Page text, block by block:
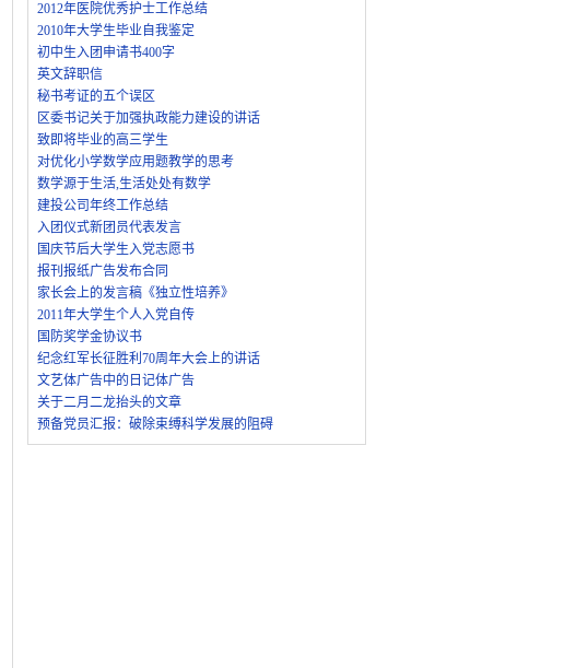
2012年医院优秀护士工作总结
2010年大学生毕业自我鉴定
初中生入团申请书400字
英文辞职信
秘书考证的五个误区
区委书记关于加强执政能力建设的讲话
致即将毕业的高三学生
对优化小学数学应用题教学的思考
数学源于生活,生活处处有数学
建投公司年终工作总结
入团仪式新团员代表发言
国庆节后大学生入党志愿书
报刊报纸广告发布合同
家长会上的发言稿《独立性培养》
2011年大学生个人入党自传
国防奖学金协议书
纪念红军长征胜利70周年大会上的讲话
文艺体广告中的日记体广告
关于二月二龙抬头的文章
预备党员汇报：破除束缚科学发展的阻碍